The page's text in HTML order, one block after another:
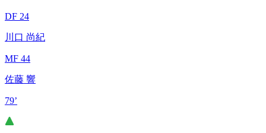
DF 24
川口 尚紀
MF 44
佐藤 響
79’